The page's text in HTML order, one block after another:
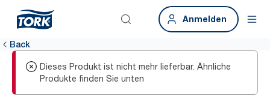
Anmelden
Back
Dieses Produkt ist nicht mehr lieferbar. Ähnliche
Produkte finden Sie unten